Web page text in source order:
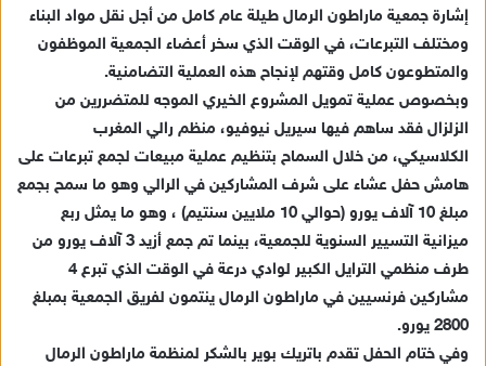
إشارة جمعية ماراطون الرمال طيلة عام كامل من أجل نقل مواد البناء
ومختلف التبرعات، في الوقت الذي سخر أعضاء الجمعية الموظفون
والمتطوعون كامل وقتهم لإنجاح هذه العملية التضامنية.
وبخصوص عملية تمويل المشروع الخيري الموجه للمتضررين من
الزلزال فقد ساهم فيها سيريل نيوفيو، منظم رالي المغرب
الكلاسيكي، من خلال السماح بتنظيم عملية مبيعات لجمع تبرعات على
هامش حفل عشاء على شرف المشاركين في الرالي وهو ما سمح بجمع
مبلغ 10 آلاف يورو (حوالي 10 ملايين سنتيم) ، وهو ما يمثل ربع
ميزانية التسيير السنوية للجمعية، بينما تم جمع أزيد 3 آلاف يورو من
طرف منظمي الترايل الكبير لوادي درعة في الوقت الذي تبرع 4
مشاركين فرنسيين في ماراطون الرمال ينتمون لفريق الجمعية بمبلغ
2800 يورو.
وفي ختام الحفل تقدم باتريك بوير بالشكر لمنظمة ماراطون الرمال